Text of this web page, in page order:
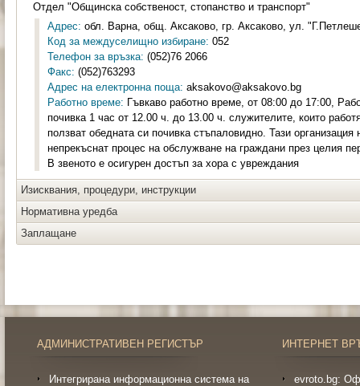
Отдел "Общинска собственост, стопанство и транспорт"
Адрес: обл. Варна, общ. Аксаково, гр. Аксаково, ул.
Код за междуселищно избиране: 052
Телефон за връзка: (052)76 2066
Факс: (052)763293
Адрес на електронна поща: aksakovo@aksakovo.bg
Работно време: Гъвкаво работно време, от 08:00 до 17:00,
почивка 1 час от 12.00 ч. до 13.00 ч. служителите, които
ползват обедната си почивка стъпаловидно. Тази организация
непрекъснат процес на обслужване на граждани през целия
В звеното е осигурен достъп за хора с увреждания
Изисквания, процедури, инструкции
Нормативна уредба
Заплащане
АДМИНИСТРАТИВЕН РЕГИСТЪР
Интегрирана информационна система на
ИНТЕРНЕТ
evroto.bg: